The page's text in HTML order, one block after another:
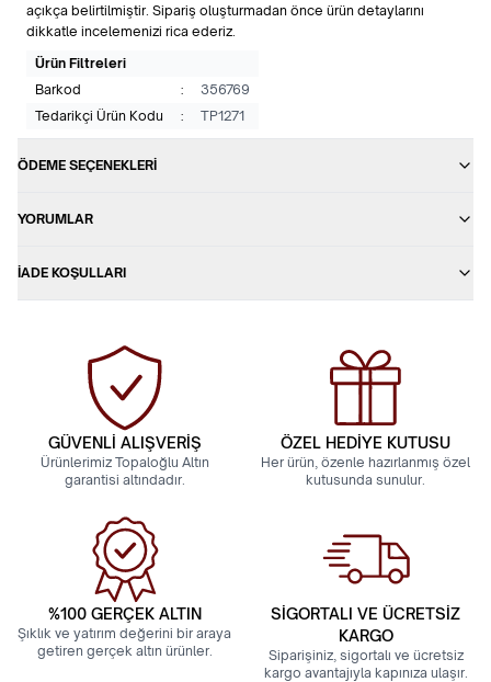
açıkça belirtilmiştir. Sipariş oluşturmadan önce ürün detaylarını
dikkatle incelemenizi rica ederiz.
Ürün Filtreleri
Barkod
:
356769
Tedarikçi Ürün Kodu
: TP1271
ÖDEME SEÇENEKLERI
YORUMLAR
İADE KOŞULLARI
GÜVENLİ ALIŞVERİŞ
Ürünlerimiz Topaloğlu Altın
garantisi altındadır.
ÖZEL HEDİYE KUTUSU
Her ürün, özenle hazırlanmış özel
kutusunda sunulur.
%100 GERÇEK ALTIN
Şıklık ve yatırım değerini bir araya
getiren gerçek altın ürünler.
SİGORTALI VE ÜCRETSİZ
KARGO
Siparişiniz, sigortalı ve ücretsiz
kargo avantajıyla kapınıza ulaşır.